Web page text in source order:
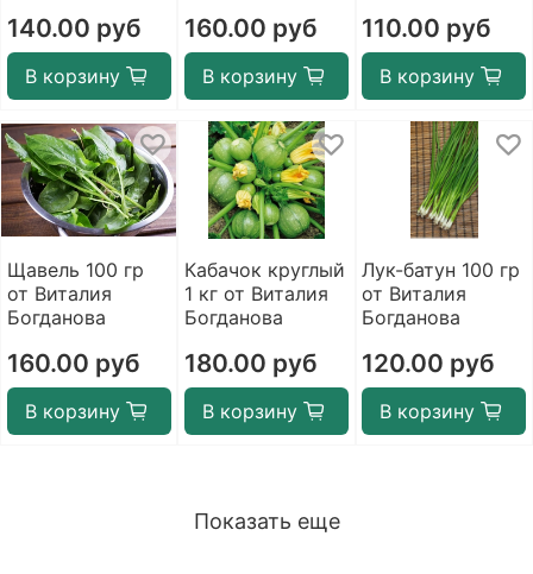
140.00 руб
В корзину
160.00 руб
В корзину
110.00 руб
В корзину
Щавель 100 гр
от Виталия
Богданова
160.00 руб
В корзину
Кабачок круглый
1 кг от Виталия
Богданова
180.00 руб
В корзину
Лук-батун 100 гр
от Виталия
Богданова
120.00 руб
В корзину
Показать еще